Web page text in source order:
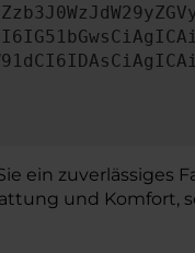
ein zuverlässiges
und Komfort,